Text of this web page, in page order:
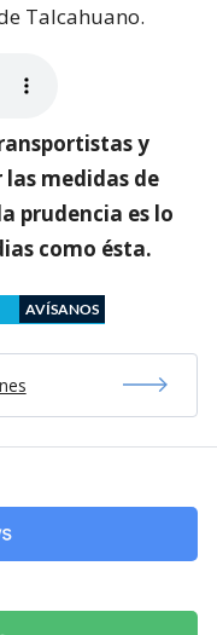
Talcahuano.
y
medidas de
prudencia es lo
como ésta.
AVÍSANOS